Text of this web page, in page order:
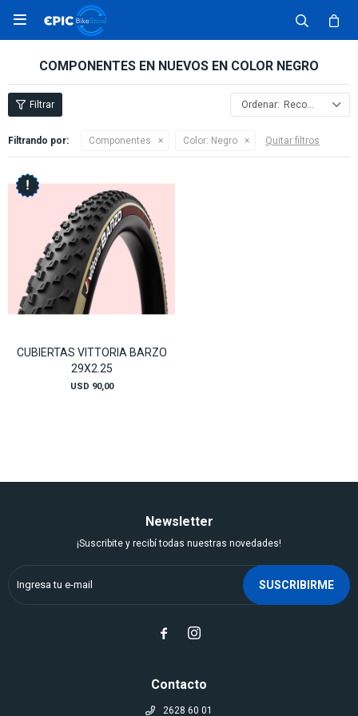

COMPONENTES EN NUEVOS EN COLOR NEGRO
Recomendados
Filtrando por: Componentes Color: Negro Quitar filtros
CUBIERTAS VITTORIA BARZO
29X2.25
USD 90,00
Contacto
2628 60 01
Newsletter
¡Suscribite y recibí todas nuestras novedades!
SUSCRIBIRME
 